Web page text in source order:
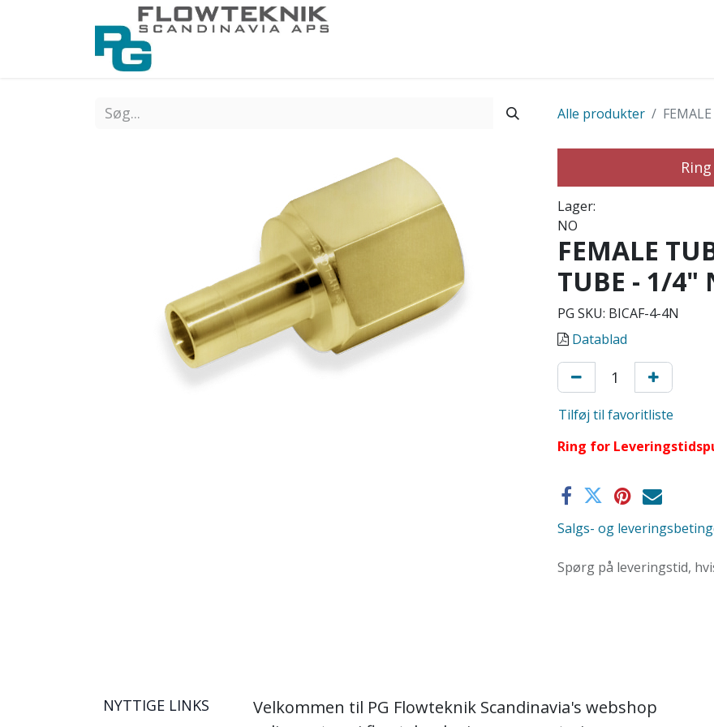
Alle produkter
Lager:
NO
FEMALE
TUBE - 1/4"
PG SKU: BICAF-4-4N
Datablad
Tilføj til favoritliste
Ring for
Salgs- og
Spørg på leveringstid,
NYTTIGE LINKS
Velkommen til PG Flowteknik Scandinavia's webshop